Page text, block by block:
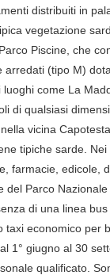
distribuiti in
vegetazione
Piscine, che
(tipo M)
come La
di qualsiasi
vicina
tipiche sarde.
farmacie, edicole,
Parco
di una linea
economico per
1° giugno al 30
qualificato.